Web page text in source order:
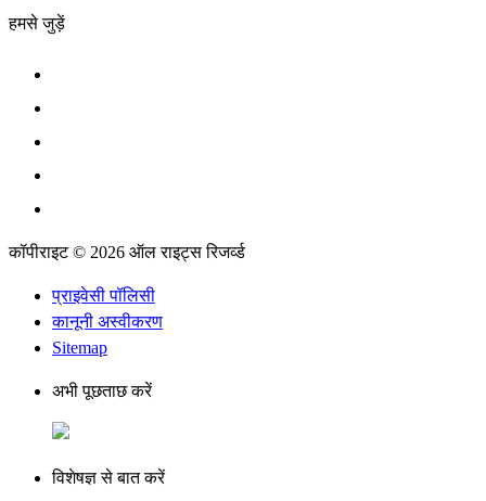
हमसे जुड़ें
कॉपीराइट © 2026 ऑल राइट्स रिजर्व्ड
प्राइवेसी पॉलिसी
कानूनी अस्वीकरण
Sitemap
अभी पूछताछ करें
विशेषज्ञ से बात करें